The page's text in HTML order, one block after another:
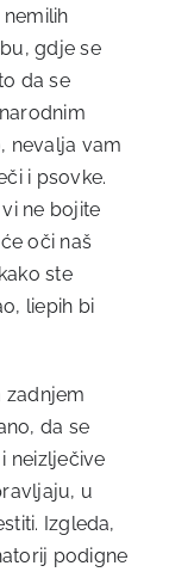
gdje se
da se
nevalja vam
i psovke.
ne bojite
oči naš
ste
liepih bi
zadnjem
da se
neizlječive
u
Izgleda,
podigne